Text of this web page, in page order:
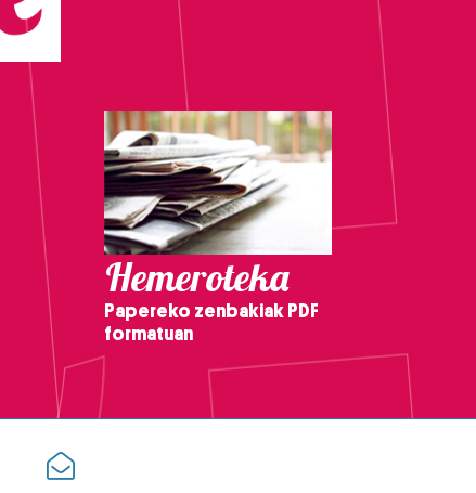
Hemeroteka
Papereko zenbakiak PDF
formatuan